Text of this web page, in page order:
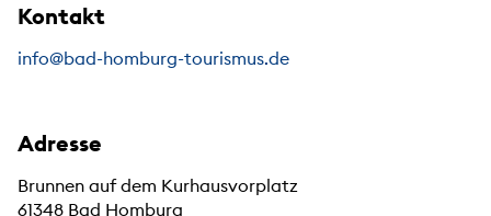
Kontakt
info@bad-homburg-tourismus.de
Adresse
Brunnen auf dem Kurhausvorplatz
61348 Bad Homburg